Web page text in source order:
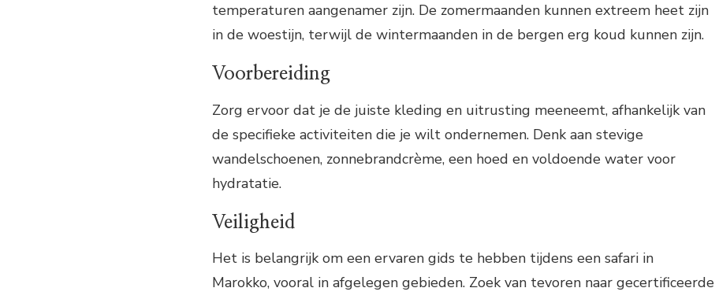
temperaturen aangenamer zijn. De zomermaanden kunnen extreem heet zijn
in de woestijn, terwijl de wintermaanden in de bergen erg koud kunnen zijn.
Voorbereiding
Zorg ervoor dat je de juiste kleding en uitrusting meeneemt, afhankelijk van
de specifieke activiteiten die je wilt ondernemen. Denk aan stevige
wandelschoenen, zonnebrandcrème, een hoed en voldoende water voor
hydratatie.
Veiligheid
Het is belangrijk om een ervaren gids te hebben tijdens een safari in
Marokko, vooral in afgelegen gebieden. Zoek van tevoren naar gecertificeerde